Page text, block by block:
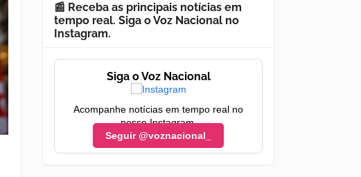
📰 Receba as principais notícias em
tempo real. Siga o Voz Nacional no
Instagram.
Siga o Voz Nacional
Acompanhe notícias em tempo real no
nosso Instagram.
Seguir @voznacional_